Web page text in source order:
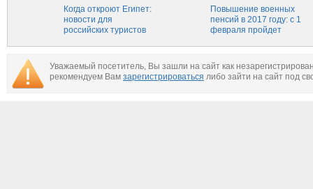
повысят военным
пенсионерам,
повышение 1 апреля
Когда откроют Египет:
новости для
российских туристов
Повышение военных
пенсий в 2017 году: с 1
февраля пройдет
Уважаемый посетитель, Вы зашли на сайт как
рекомендуем Вам зарегистрироваться либо зайти на сайт под